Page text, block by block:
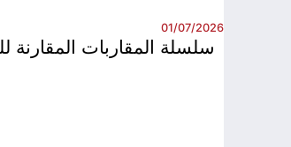
01/07/2026
سلسلة المقاربات المقارنة